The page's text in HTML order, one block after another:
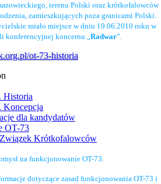
terenu Polski oraz krótkofalowców
zamieszkujących poza granicami Polski.
miało miejsce w dniu 19.06.2010 roku w
konferencyjnej koncernu „Radwar”.
ot-73-historia
Historia
Koncepcja
dla kandydatów
OT-73
Krótkofalowców
na funkcjonowanie OT-73.
dotyczące zasad funkcjonowania OT-73 i